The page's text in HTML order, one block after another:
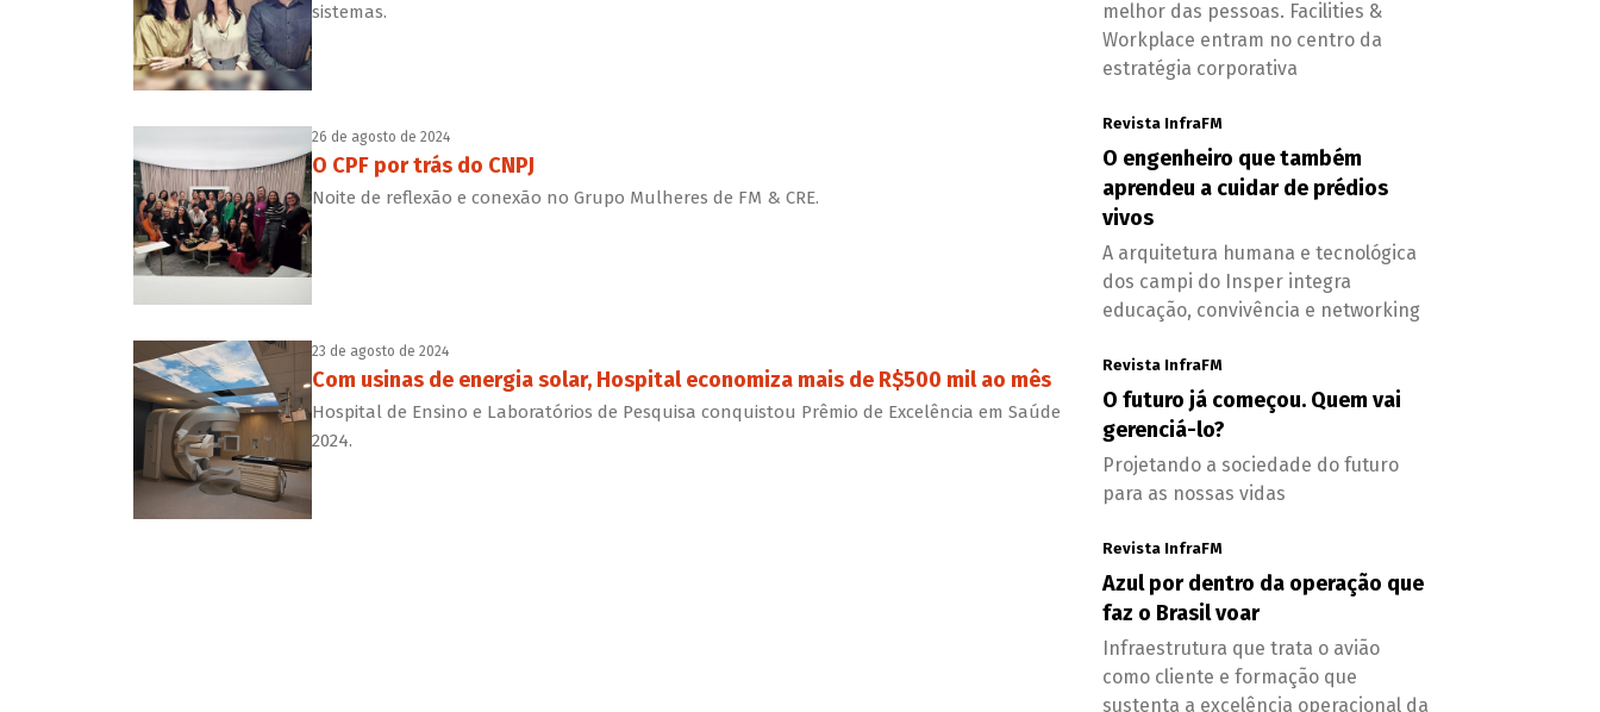
sistemas.
26 de agosto de 2024
O CPF por trás do CNPJ
Noite de reflexão e conexão no Grupo Mulheres de FM & CRE.
23 de agosto de 2024
Com usinas de energia solar, Hospital economiza mais de R$500 mil ao mês
Hospital de Ensino e Laboratórios de Pesquisa conquistou Prêmio de Excelência em Saúde
2024.
melhor das pessoas. Facilities &
Workplace entram no centro da
estratégia corporativa
Revista InfraFM
O engenheiro que também
aprendeu a cuidar de prédios
vivos
A arquitetura humana e tecnológica
dos campi do Insper integra
educação, convivência e networking
Revista InfraFM
O futuro já começou. Quem vai
gerenciá-lo?
Projetando a sociedade do futuro
para as nossas vidas
Revista InfraFM
Azul por dentro da operação que
faz o Brasil voar
Infraestrutura que trata o avião
como cliente e formação que
sustenta a excelência operacional da